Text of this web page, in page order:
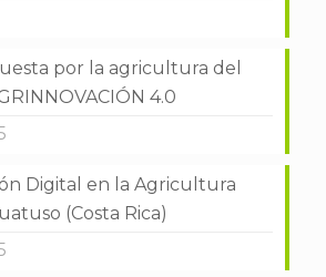
por la agricultura del
4.0
Digital en la Agricultura
(Costa Rica)